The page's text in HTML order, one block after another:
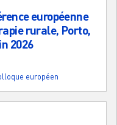
européenne
rurale, Porto,
2026
européen